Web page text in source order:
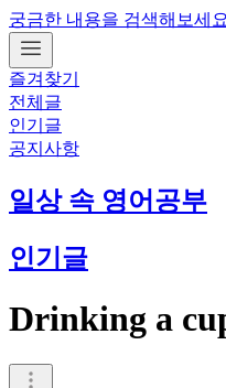
궁금한 내용을 검색해보세요
즐겨찾기
전체글
인기글
공지사항
일상 속 영어공부
인기글
Drinking a